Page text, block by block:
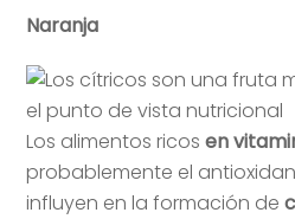
Naranja
Los alimentos ricos en
probablemente el
influyen en la formación de